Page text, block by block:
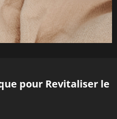
pour Revitaliser le